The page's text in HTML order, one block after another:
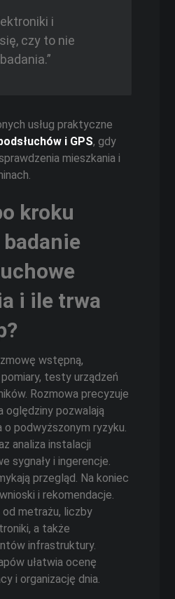
i
czy to nie
usług praktyczne
i GPS, gdy
mieszkania i
kroku
i ile trwa
wstępną,
testy urządzeń
Rozmowa precyzuje
oględziny pozwalają
podwyższonym ryzyku.
analiza instalacji
sygnały i ingerencje.
przegląd. Na koniec
i rekomendacje.
metrażu, liczby
a także
infrastruktury.
ułatwia ocenę
i organizację dnia.